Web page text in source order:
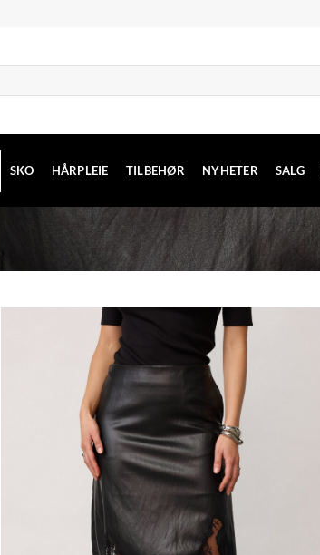
SKO HÅRPLEIE TILBEHØR NYHETER SALG